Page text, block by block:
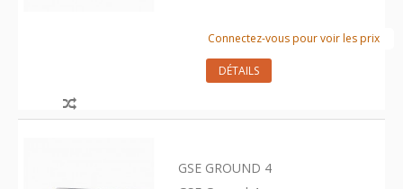
Connectez-vous pour voir les prix
DÉTAILS
GSE GROUND 4